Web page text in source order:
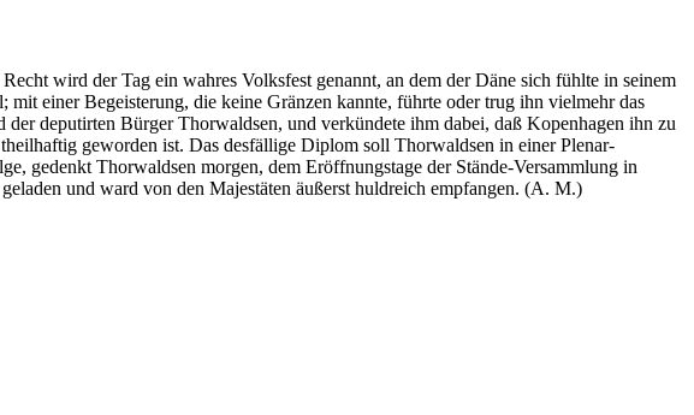
wird der Tag ein wahres Volksfest genannt, an dem der Däne sich fühlte in seinem
einer Begeisterung, die keine Gränzen kannte, führte oder trug ihn vielmehr das
deputirten Bürger Thorwaldsen, und verkündete ihm dabei, daß Kopenhagen ihn zu
geworden ist. Das desfällige Diplom soll Thorwaldsen in einer Plenar-
gedenkt Thorwaldsen morgen, dem Eröffnungstage der Stände-Versammlung in
und ward von den Majestäten äußerst huldreich empfangen. (A. M.)